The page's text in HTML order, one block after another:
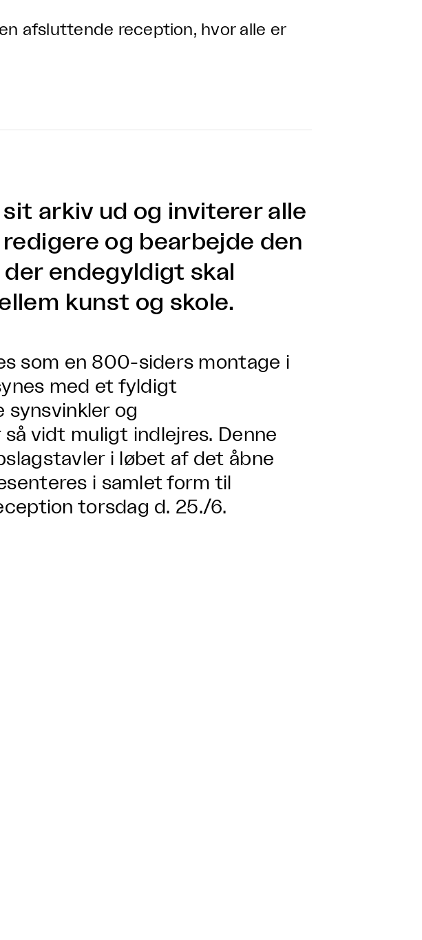
afsluttende reception, hvor alle er
arkiv ud og inviterer alle
og bearbejde den
endegyldigt skal
kunst og skole.
som en 800-siders montage i
med et fyldigt
synsvinkler og
vidt muligt indlejres. Denne
i løbet af det åbne
i samlet form til
torsdag d. 25./6.